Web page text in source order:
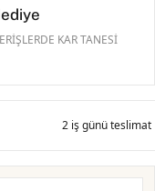
KAR TANESİ
2 iş günü teslimat